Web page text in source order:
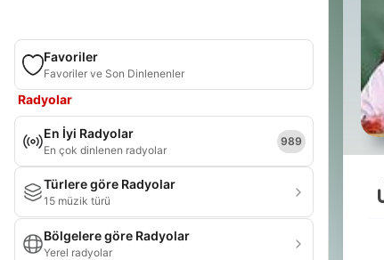
Favoriler
Favoriler ve Son Dinlenenler
Radyolar
En İyi Radyolar
En çok dinlenen radyolar
989
Türlere göre Radyolar
15 müzik türü
Bölgelere göre Radyolar
Yerel radyolar